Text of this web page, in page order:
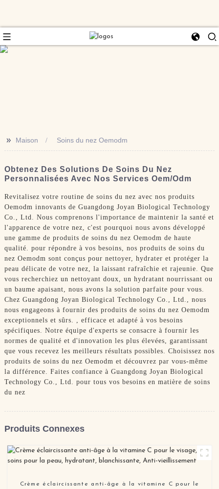
>> Maison Soins du nez Oemodm
Obtenez Des Solutions De Soins Du Nez
Personnalisées Avec Nos Services Oem/Odm
Revitalisez votre routine de soins du nez avec nos produits
Oemodm innovants de Guangdong Joyan Biological Technology
Co., Ltd. Nous comprenons l'importance de maintenir la santé et
l'apparence de votre nez, c'est pourquoi nous avons développé
une gamme de produits de soins du nez Oemodm de haute
qualité. pour répondre à vos besoins, nos produits de soins du
nez Oemodm sont conçus pour nettoyer, hydrater et protéger la
peau délicate de votre nez, la laissant rafraîchie et rajeunie. Que
vous recherchiez un nettoyant doux, un hydratant nourrissant ou
un baume apaisant, nous avons la solution parfaite pour vous.
Chez Guangdong Joyan Biological Technology Co., Ltd., nous
nous engageons à fournir des produits de soins du nez Oemodm
exceptionnels et sûrs. , efficace et adapté à vos besoins
spécifiques. Notre équipe d'experts se consacre à fournir les
normes de qualité et d'innovation les plus élevées, garantissant
que vous recevez les meilleurs résultats possibles. Choisissez nos
produits de soins du nez Oemodm et découvrez par vous-même
la différence. Faites confiance à Guangdong Joyan Biological
Technology Co., Ltd. pour tous vos besoins en matière de soins
du nez
Produits Connexes
Crème éclaircissante anti-âge à la vitamine C pour le